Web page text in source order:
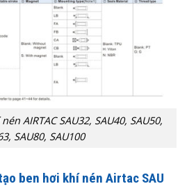
AIRTAC SAU32, SAU40, SAU50,
SAU80, SAU100
ben hơi khí nén Airtac SAU